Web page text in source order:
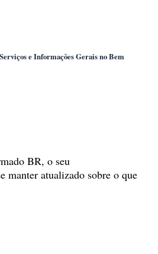
e Informações Gerais no Bem
BR, o seu
manter atualizado sobre o que